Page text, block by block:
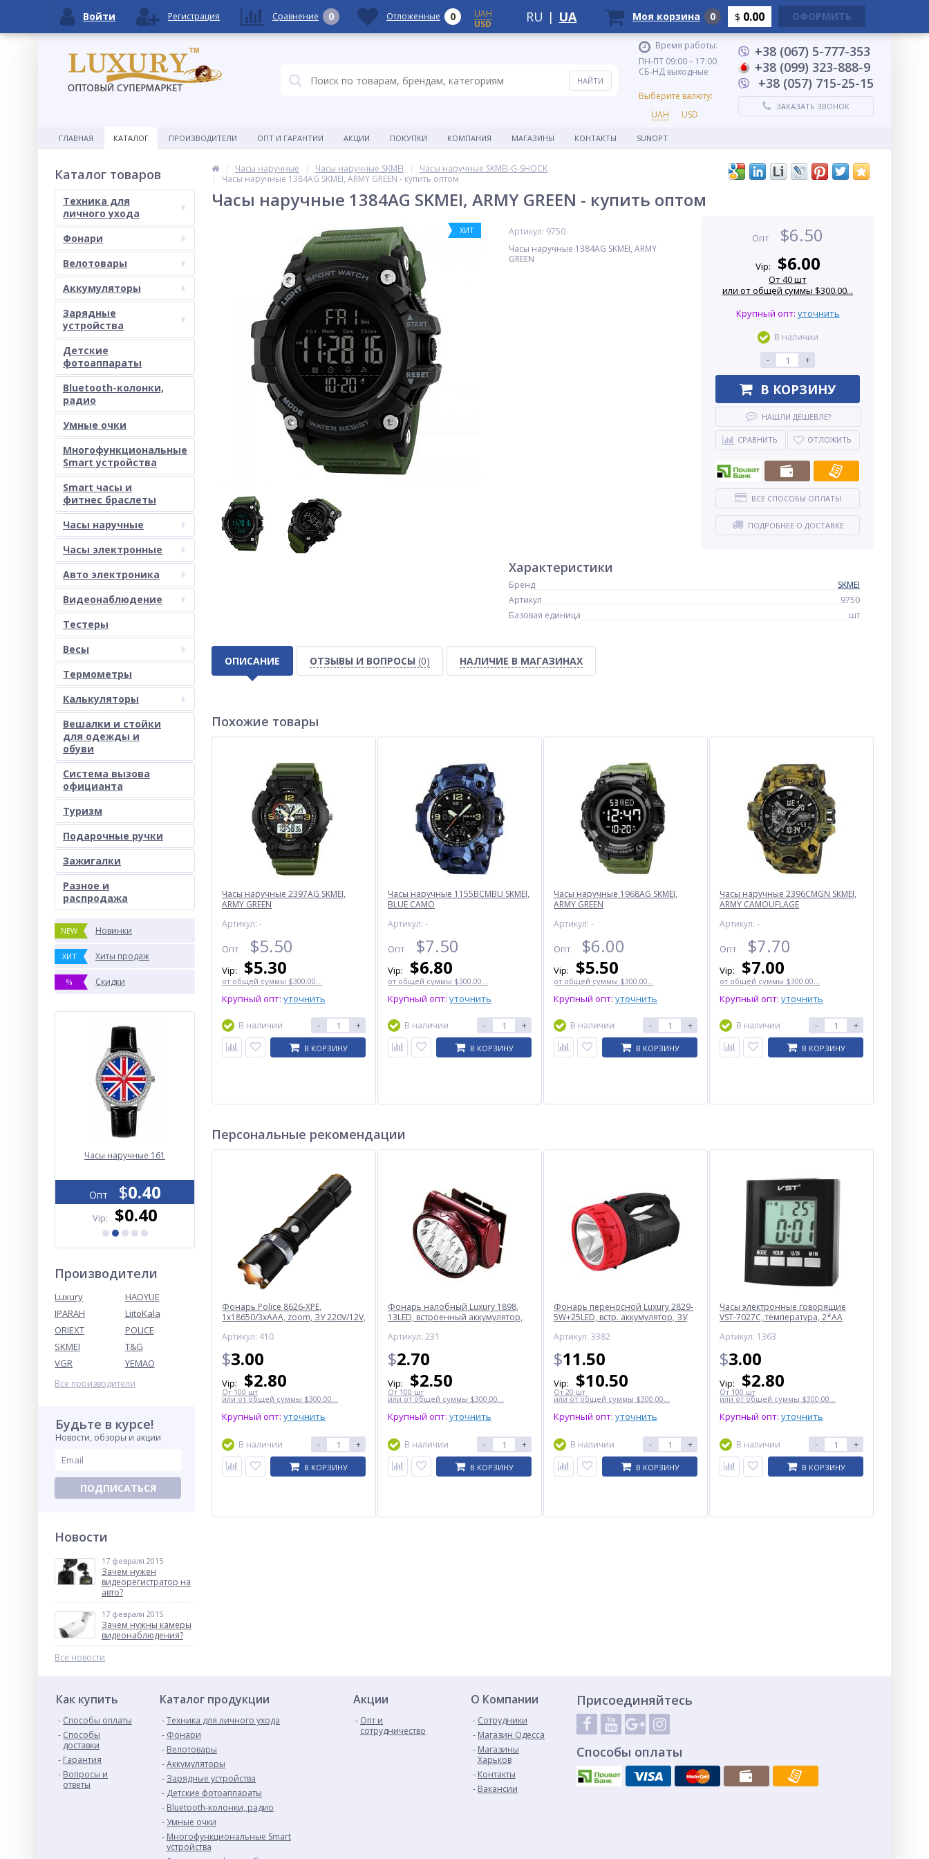
Время работы:
ПН-ПТ 09:00 – 17:00
СБ-НД выходные
Выберите валюту:
UAH
USD
+38 (067) 5-777-353
+38 (099) 323-888-9
+38 (057) 715-25-15
ЗАКАЗАТЬ ЗВОНОК
ГЛАВНАЯ КАТАЛОГ ПРОИЗВОДИТЕЛИ ОПТ И ГАРАНТИИ АКЦИИ ПОКУПКИ КОМПАНИЯ МАГАЗИНЫ КОНТАКТЫ SUNOPT
Каталог товаров
Техника для
личного ухода
Фонари
Велотовары
Аккумуляторы
Зарядные
устройства
Детские
фотоаппараты
Bluetooth-колонки,
радио
Умные очки
Многофункциональные
Smart устройства
Smart часы и
фитнес браслеты
Часы наручные
Часы электронные
Авто электроника
Видеонаблюдение
Тестеры
Весы
Термометры
Калькуляторы
Вешалки и стойки
для одежды и
обуви
Система вызова
официанта
Туризм
Подарочные ручки
Зажигалки
Разное и
раcпродажа
NEW Новинки
ХИТ Хиты продаж
% Скидки
Часы наручные 161
Опт $0.40
Vip: $0.40
ХИТ
$6.20
11.50
$10.50 $2.50
Опт
Vip: $11.30
Производители
Luxury
HAOYUE
IPARAH
LiitoKala
ORIEXT
POLICE
SKMEI
T&G
VGR
YEMAO
Все производители
Будьте в курсе!
Новости, обзоры и акции
ПОДПИСАТЬСЯ
Новости
17 февраля 2015
Зачем нужен
видеорегистратор на
авто?
17 февраля 2015
Зачем нужны камеры
видеонаблюдения?
Все новости
Часы наручные Часы наручные SKMEI
Часы наручные SKMEI-G-SHOCK
Часы наручные 1384AG SKMEI, ARMY GREEN - купить оптом
Часы наручные 1384AG SKMEI, ARMY GREEN - купить оптом
ХИТ
Артикул: 9750
Часы наручные 1384AG SKMEI, ARMY
GREEN
Опт $6.50
Vip: $6.00
От 40 шт
или от общей суммы $300.00...
Крупный опт: уточнить
В наличии
-
+
В КОРЗИНУ
НАШЛИ ДЕШЕВЛЕ?
СРАВНИТЬ ОТЛОЖИТЬ
ВСЕ СПОСОБЫ ОПЛАТЫ
ПОДРОБНЕЕ О ДОСТАВКЕ
Характеристики
Бренд
SKMEI
Артикул
9750
Базовая единица
шт
ОПИСАНИЕ ОТЗЫВЫ И ВОПРОСЫ (0) НАЛИЧИЕ В МАГАЗИНАХ
Похожие товары
Часы наручные 2397AG SKMEI,
ARMY GREEN
Артикул: -
Опт $5.50
Vip: $5.30
от общей суммы $300.00...
Крупный опт: уточнить
В наличии - +
В КОРЗИНУ
Часы наручные 1155BCMBU SKMEI,
BLUE CAMO
Артикул: -
Опт $7.50
Vip: $6.80
от общей суммы $300.00...
Крупный опт: уточнить
В наличии - +
В КОРЗИНУ
Часы наручные 1968AG SKMEI,
ARMY GREEN
Артикул: -
Опт $6.00
Vip: $5.50
от общей суммы $300.00...
Крупный опт: уточнить
В наличии - +
В КОРЗИНУ
Часы наручные 2396CMGN SKMEI,
ARMY CAMOUFLAGE
Артикул: -
Опт $7.70
Vip: $7.00
от общей суммы $300.00...
Крупный опт: уточнить
В наличии - +
В КОРЗИНУ
Персональные рекомендации
Фонарь Police 8626-XPE,
1х18650/3xAAA, zoom, ЗУ 220V/12V,
Артикул: 410
$3.00
Vip: $2.80
От 100 шт
или от общей суммы $300.00...
Крупный опт: уточнить
В наличии - +
В КОРЗИНУ
Фонарь налобный Luxury 1898,
13LED, встроенный аккумулятор,
Артикул: 231
$2.70
Vip: $2.50
От 100 шт
или от общей суммы $300.00...
Крупный опт: уточнить
В наличии - +
В КОРЗИНУ
Фонарь переносной Luxury 2829-
5W+25LED, встр. аккумулятор, ЗУ
Артикул: 3382
$11.50
Vip: $10.50
От 20 шт
или от общей суммы $300.00...
Крупный опт: уточнить
В наличии - +
В КОРЗИНУ
Часы электронные говорящие
VST-7027С, температура, 2*AA
Артикул: 1363
$3.00
Vip: $2.80
От 100 шт
или от общей суммы $300.00...
Крупный опт: уточнить
В наличии - +
В КОРЗИНУ
Как купить
Способы оплаты
Способы
доставки
Гарантия
Вопросы и
ответы
Каталог продукции
Техника для личного ухода
Фонари
Велотовары
Аккумуляторы
Зарядные устройства
Детские фотоаппараты
Bluetooth-колонки, радио
Умные очки
Многофункциональные Smart
устройства
Акции
Опт и
сотрудничество
О Компании
Сотрудники
Магазин Одесса
Магазины
Харьков
Контакты
Вакансии
Присоединяйтесь
Способы оплаты
Войти Регистрация Сравнение 0 Отложенные 0
UAH
USD
RU | UA Моя корзина 0 $ 0.00 ОФОРМИТЬ